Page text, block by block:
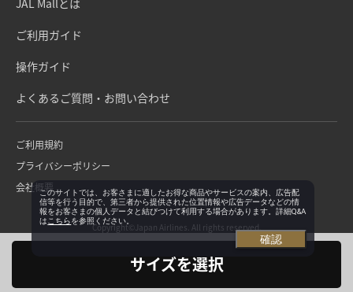
サイズを選択
ご利用ガイド
操作ガイド
よくあるご質問・お問い合わせ
ご利用規約
プライバシーポリシー
会社概要
Copyright©Japan Airlines. All rights reserved.
このサイトでは、お客さまに適したお得な商品やサービスの案内、広告配
信等を行う目的で、第三者から提供された位置情報や広告データなどの情
報をお客さまの個人データと結びつけて利用する場合があります。詳細Q&A
は こちらを参照ください。
確認